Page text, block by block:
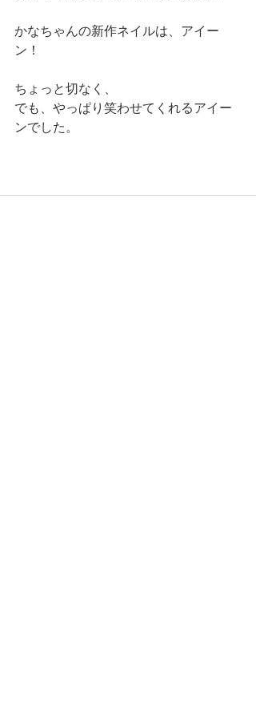
かなちゃんの新作ネイルは、アイー
ン！
ちょっと切なく、
でも、やっぱり笑わせてくれるアイー
ンでした。